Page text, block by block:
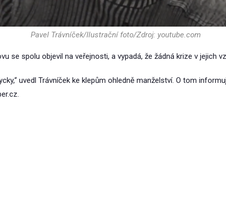
Pavel Trávníček/Ilustrační foto/Zdroj: youtube.com
se spolu objevil na veřejnosti, a vypadá, že žádná krize v jejich
uvedl Trávníček ke klepům ohledně manželství. O tom